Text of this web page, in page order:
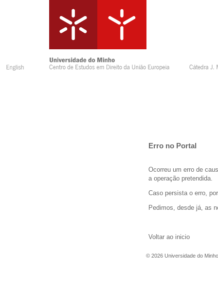
Erro no Portal
Ocorreu um erro de
a operação pretendida.
Caso persista o erro,
Pedimos, desde já, as
Voltar ao inicio
© 2026 Universidade do